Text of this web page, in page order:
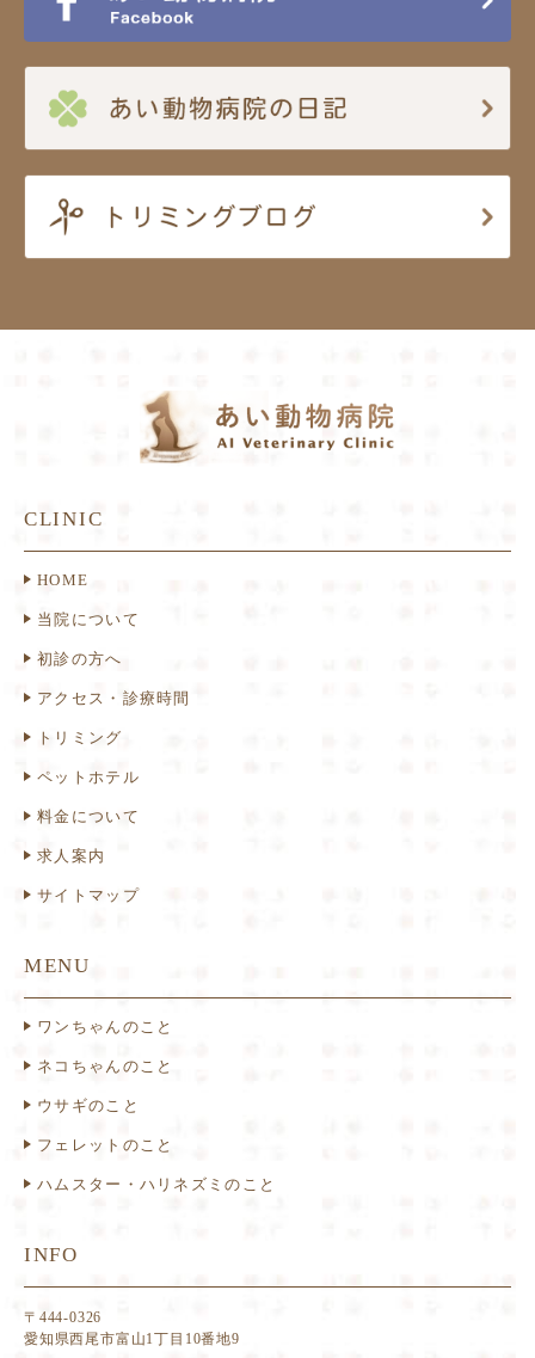
CLINIC
HOME
当院について
初診の方へ
アクセス・診療時間
トリミング
ペットホテル
料金について
求人案内
サイトマップ
MENU
ワンちゃんのこと
ネコちゃんのこと
ウサギのこと
フェレットのこと
ハムスター・ハリネズミのこと
INFO
〒444-0326
愛知県西尾市富山1丁目10番地9